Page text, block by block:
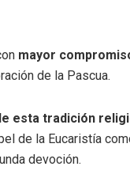
mayor
de la Pascua.
esta tradición
de la Eucaristía
devoción.